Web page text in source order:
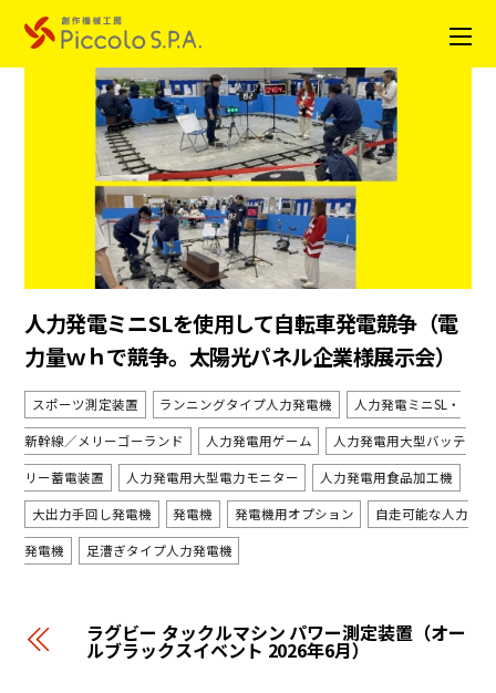
人力発電ミニSLを使用して自転車発電競争（電
力量ｗｈで競争。太陽光パネル企業様展示会）
スポーツ測定装置 ランニングタイプ人力発電機 人力発電ミニSL・
新幹線／メリーゴーランド 人力発電用ゲーム 人力発電用大型バッテ
リー蓄電装置 人力発電用大型電力モニター 人力発電用食品加工機
大出力手回し発電機 発電機 発電機用オプション 自走可能な人力
発電機 足漕ぎタイプ人力発電機
ラグビー タックルマシン パワー測定装置（オー
ルブラックスイベント 2026年6月）